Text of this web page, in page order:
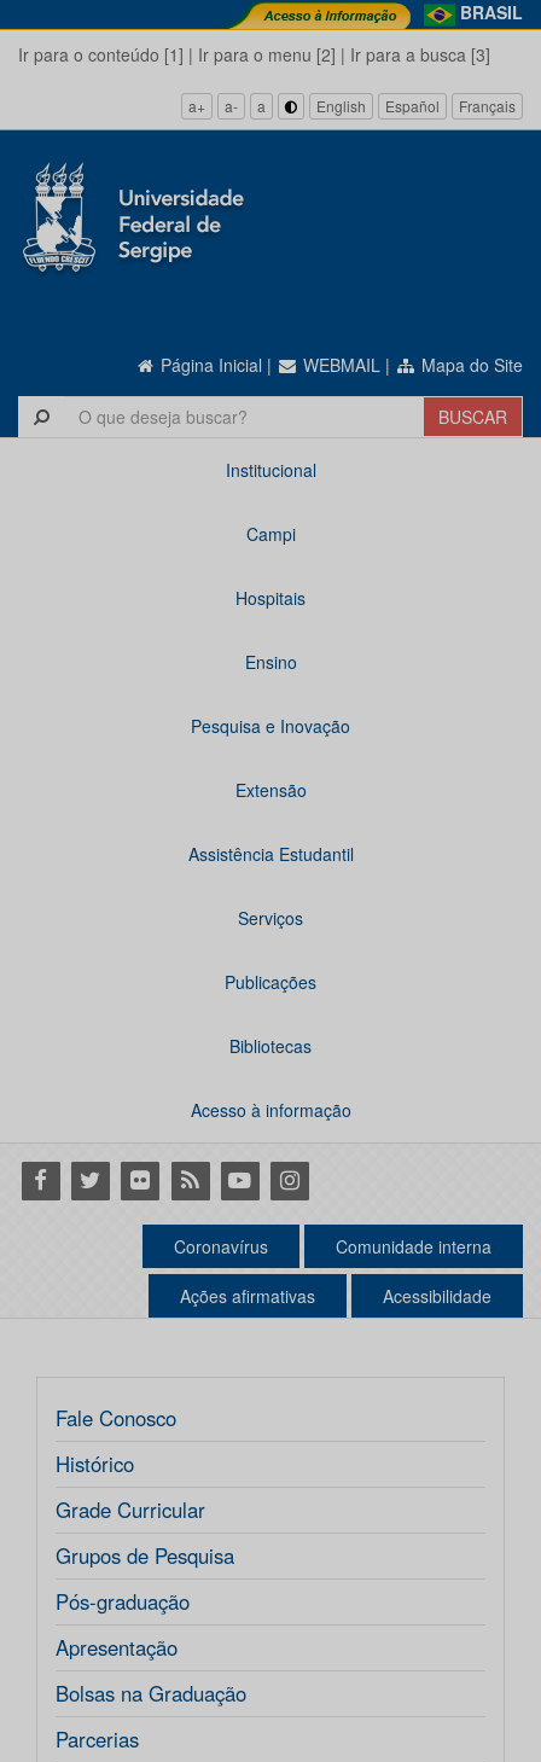
BRASIL
Ir para o conteúdo [1] | Ir para o menu [2] | Ir para a busca [3]
a+ a- a English Español Français
Página Inicial | WEBMAIL | Mapa do Site
Institucional
Campi
Hospitais
Ensino
Pesquisa e Inovação
Extensão
Assistência Estudantil
Serviços
Publicações
Bibliotecas
Acesso à informação
Facebook
Twitter Flickr RSS YoutubeInstagram
Coronavírus Comunidade interna
Ações afirmativas Acessibilidade
Fale Conosco
Histórico
Grade Curricular
Grupos de Pesquisa
Pós-graduação
Apresentação
Bolsas na Graduação
Parcerias